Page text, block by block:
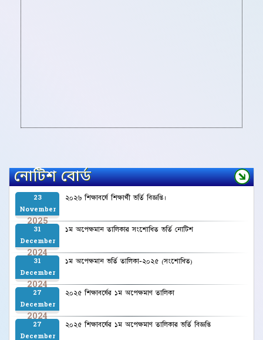
নোটিশ বোর্ড
23
November
2025
২০২৬ শিক্ষাবর্ষে শিক্ষার্থী ভর্তি বিজ্ঞপ্তি।
31
December
2024
১ম অপেক্ষমান তালিকার সংশোধিত ভর্তি নোটিশ
31
December
2024
১ম অপেক্ষমান ভর্তি তালিকা-২০২৫ (সংশোধিত)
27
December
2024
২০২৫ শিক্ষাবর্ষের ১ম অপেক্ষমাণ তালিকা
27
December
২০২৫ শিক্ষাবর্ষের ১ম অপেক্ষমাণ তালিকার ভর্তি বিজ্ঞপ্তি